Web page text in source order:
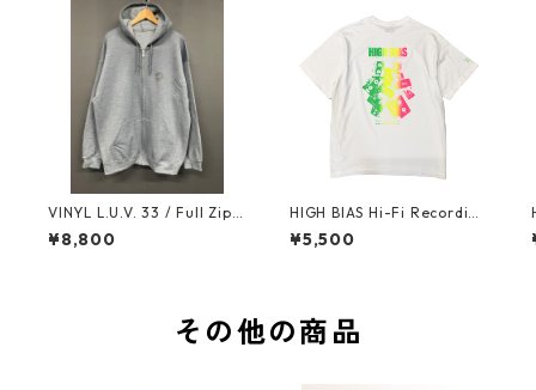
VINYL L.U.V. 33 / Full Zip
Hoodie (Dark Heather x Bl
ack)
¥8,800
HIGH BIAS Hi-Fi Recording
T-shirt "NEON COLOR" (Fl
uorescent Gradient)
¥5,500
その他の商品